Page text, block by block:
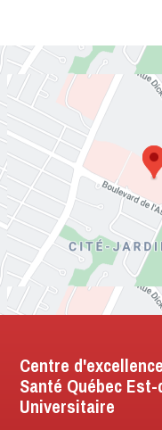
Centre
Santé Québec
Universitaire